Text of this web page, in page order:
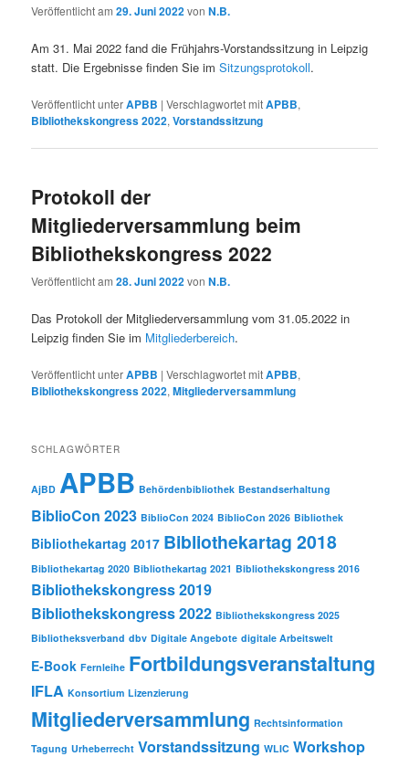
Veröffentlicht am29. Juni 2022vonN.B.
Am 31. Mai 2022 fand die Frühjahrs-Vorstandssitzung in Leipzig
statt. Die Ergebnisse finden Sie imSitzungsprotokoll.
Veröffentlicht unterAPBB |Verschlagwortet mitAPBB,
Bibliothekskongress 2022,Vorstandssitzung
Protokoll der
Mitgliederversammlung beim
Bibliothekskongress 2022
Veröffentlicht am28. Juni 2022vonN.B.
Das Protokoll der Mitgliederversammlung vom 31.05.2022 in
Leipzig finden Sie im Mitgliederbereich.
Veröffentlicht unterAPBB |Verschlagwortet mitAPBB,
Bibliothekskongress 2022,Mitgliederversammlung
SCHLAGWÖRTER
AjBD APBB Behördenbibliothek Bestandserhaltung
BiblioCon 2023 BiblioCon 2024 BiblioCon 2026 Bibliothek
Bibliothekartag 2017 Bibliothekartag 2018
Bibliothekartag 2020 Bibliothekartag 2021 Bibliothekskongress 2016
Bibliothekskongress 2019
Bibliothekskongress 2022 Bibliothekskongress 2025
Bibliotheksverband dbv Digitale Angebote digitale Arbeitswelt
E-Book Fernleihe Fortbildungsveranstaltung
IFLA Konsortium Lizenzierung
Mitgliederversammlung Rechtsinformation
Tagung Urheberrecht Vorstandssitzung WLIC Workshop